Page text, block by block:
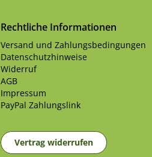
Rechtliche Informationen
Versand und Zahlungsbedingungen
Datenschutzhinweise
Widerruf
AGB
Impressum
PayPal Zahlungslink
Vertrag widerrufen